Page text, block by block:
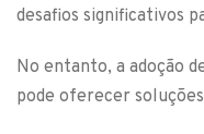
desafios significativos
No entanto, a adoção
pode oferecer